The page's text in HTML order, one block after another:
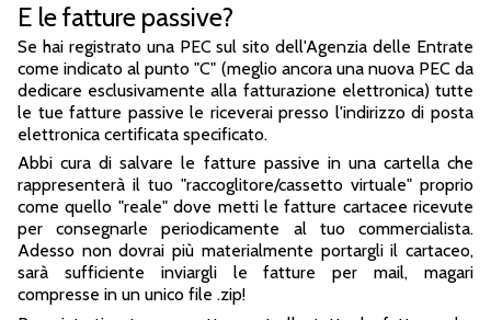
E le fatture passive?
Se hai registrato una PEC sul sito dell'Agenzia delle Entrate
come indicato al punto "C" (meglio ancora una nuova PEC da
dedicare esclusivamente alla fatturazione elettronica) tutte
le tue fatture passive le riceverai presso l'indirizzo di posta
elettronica certificata specificato.
Abbi cura di salvare le fatture passive in una cartella che
rappresenterà il tuo "raccoglitore/cassetto virtuale" proprio
come quello "reale" dove metti le fatture cartacee ricevute
per consegnarle periodicamente al tuo commercialista.
Adesso non dovrai più materialmente portargli il cartaceo,
sarà sufficiente inviargli le fatture per mail, magari
compresse in un unico file .zip!